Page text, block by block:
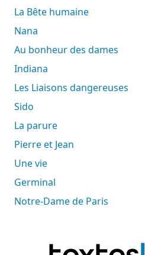
La Bête humaine
Nana
Au bonheur des dames
Indiana
Les Liaisons dangereuses
Sido
La parure
Pierre et Jean
Une vie
Germinal
Notre-Dame de Paris